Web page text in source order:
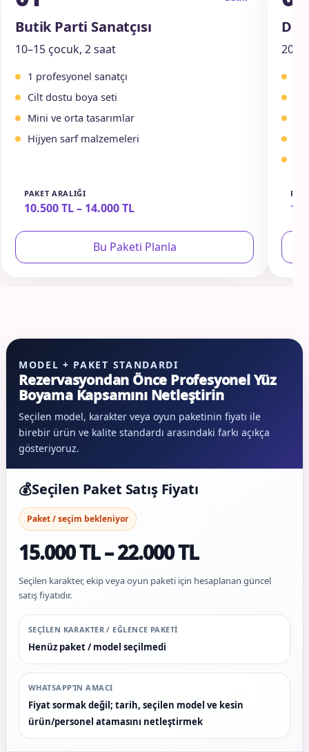
Butik Parti Sanatçısı
10–15 çocuk, 2 saat
1 profesyonel sanatçı
Cilt dostu boya seti
Mini ve orta tasarımlar
Hijyen sarf malzemeleri
PAKET ARALIĞI
10.500 TL – 14.000 TL
Bu Paketi Planla
MODEL + PAKET STANDARDI
Rezervasyondan Önce Profesyonel Yüz
Boyama Kapsamını Netleştirin
Seçilen model, karakter veya oyun paketinin fiyatı ile
birebir ürün ve kalite standardı arasındaki farkı açıkça
gösteriyoruz.
💰Seçilen Paket Satış Fiyatı
Paket / seçim bekleniyor
15.000 TL – 22.000 TL
Seçilen karakter, ekip veya oyun paketi için hesaplanan güncel
satış fiyatıdır.
SEÇILEN KARAKTER / EĞLENCE PAKETI
Henüz paket / model seçilmedi
WHATSAPP’IN AMACI
Fiyat sormak değil; tarih, seçilen model ve kesin
ürün/personel atamasını netleştirmek